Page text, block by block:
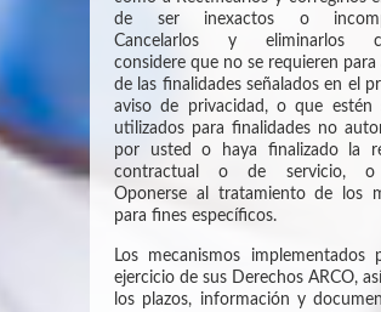
de ser inexactos o
Cancelarlos y eliminarlos
considere que no se requieren para
de las finalidades señalados en el
aviso de privacidad, o que estén
utilizados para finalidades no
por usted o haya finalizado la
contractual o de servicio, o
Oponerse al tratamiento de los
para fines específicos.
Los mecanismos implementados
ejercicio de sus Derechos ARCO,
los plazos, información y